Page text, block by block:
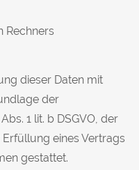
Rechners
dieser Daten mit
der
1 lit. b DSGVO, der
eines Vertrags
gestattet.